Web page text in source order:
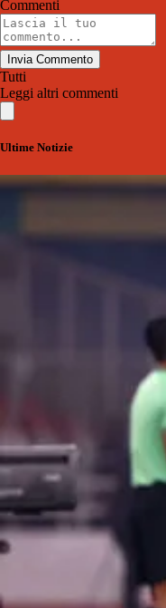
Commenti
Invia Commento
Tutti
Leggi altri commenti
Ultime Notizie